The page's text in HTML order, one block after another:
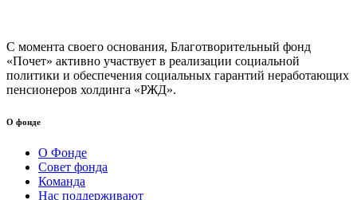
С момента своего основания, Благотворительный фонд
«Почет» активно участвует в реализации социальной
политики и обеспечения социальных гарантий неработающих
пенсионеров холдинга «РЖД».
О фонде
О Фонде
Совет фонда
Команда
Нас поддерживают